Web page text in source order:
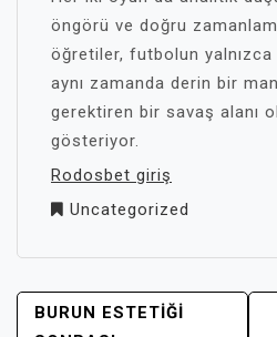
öngörü ve doğru
öğretiler, futbolun yalnızca
aynı zamanda derin bir
gerektiren bir savaş alanı
gösteriyor.
Rodosbet giriş
Uncategorized
YAZI
BURUN ESTETIĞI